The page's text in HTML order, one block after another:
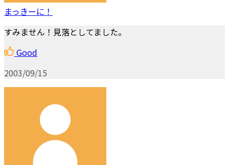
まっきーに！
すみません！見落としてました。
Good
2003/09/15